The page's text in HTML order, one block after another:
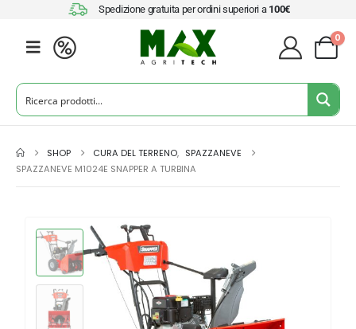
Spedizione gratuita per ordini superiori a 100€
0
SHOP CURA DEL TERRENO, SPAZZANEVE
SPAZZANEVE M1024E SNAPPER A TURBINA